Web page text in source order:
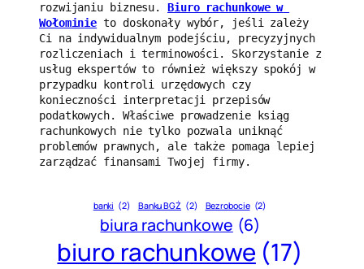
rozwijaniu biznesu. Biuro rachunkowe w
Wołominie to doskonały wybór, jeśli zależy
Ci na indywidualnym podejściu, precyzyjnych
rozliczeniach i terminowości. Skorzystanie z
usług ekspertów to również większy spokój w
przypadku kontroli urzędowych czy
konieczności interpretacji przepisów
podatkowych. Właściwe prowadzenie ksiąg
rachunkowych nie tylko pozwala uniknąć
problemów prawnych, ale także pomaga lepiej
zarządzać finansami Twojej firmy.
banki (2) Banku BGŻ (2) Bezrobocie (2)
biura rachunkowe (6)
biuro rachunkowe (17)